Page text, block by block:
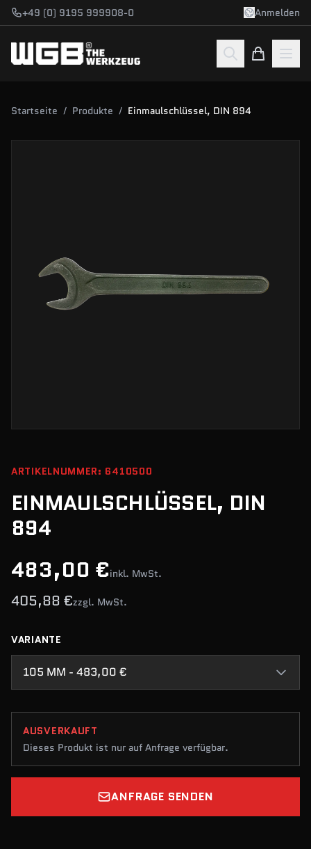
Zum Hauptinhalt springen
+49 (0) 9195 999908-0 Anmelden
Startseite / Produkte / Einmaulschlüssel, DIN 894
ARTIKELNUMMER: 6410500
EINMAULSCHLÜSSEL, DIN
894
483,00 €inkl. MwSt.
405,88 €zzgl. MwSt.
VARIANTE
105 MM - 483,00 €
AUSVERKAUFT
Dieses Produkt ist nur auf Anfrage verfügbar.
ANFRAGE SENDEN